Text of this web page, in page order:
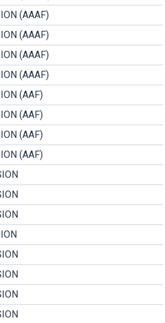
(AAAF)
(AAAF)
(AAAF)
(AAAF)
(AAF)
(AAF)
(AAF)
(AAF)